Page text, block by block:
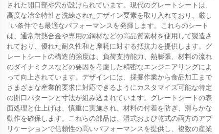
された開口部や穴が設けられています。現代のグレートシートは、
高度な冶金特性と洗練されたデザイン要素を取り入れており、厳し
い条件でも最適なパフォーマンスを発揮します。これらのシート
は、通常耐熱合金や専用の鋼材などの高品質素材を使用して製造さ
れており、優れた耐久性和と摩耗に対する抵抗力を提供します。グ
レートシートの構造的強度は、負荷支持能力、熱膨張、材料の流れ
のダイナミクスなどの要因を考慮した精密なエンジニアリングによ
って向上されています。デザインには、採掘作業から食品加工まで
さまざまな産業的要求に対応できるようにカスタマイズ可能な特定
の開口パターンと寸法が組み込まれています。グレートシートの表
面処理と仕上げは、慎重に実施され、材料の付着を防ぎ、滑らかな
動作を確保します。これらの部品は、湿式および乾式の両方のアプ
リケーションで信頼性の高いパフォーマンスを提供し、複数の産業